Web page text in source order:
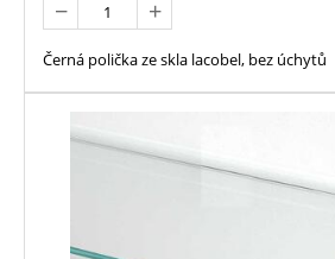
Černá polička ze skla lacobel, bez úchytů